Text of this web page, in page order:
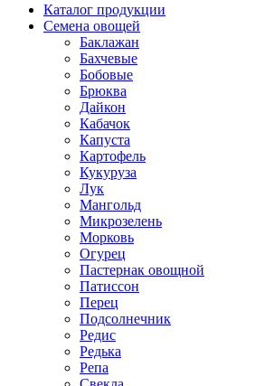
Каталог продукции
Семена овощей
Баклажан
Бахчевые
Бобовые
Брюква
Дайкон
Кабачок
Капуста
Картофель
Кукуруза
Лук
Мангольд
Микрозелень
Морковь
Огурец
Пастернак овощной
Патиссон
Перец
Подсолнечник
Редис
Редька
Репа